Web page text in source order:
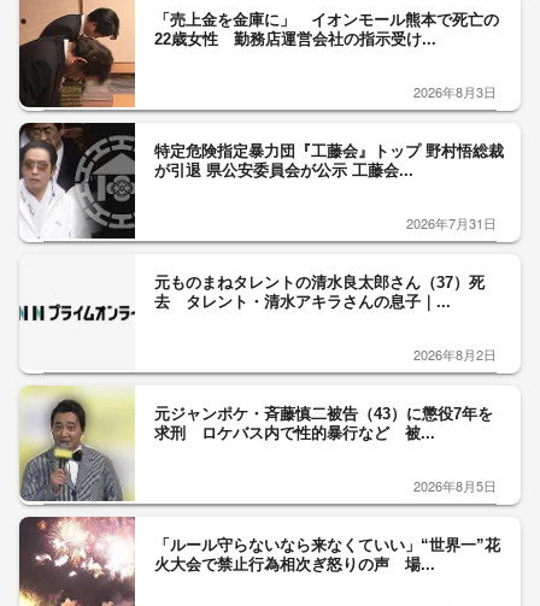
「売上金を金庫に」 イオンモール熊本で死亡の
22歳女性 勤務店運営会社の指示受け...
2026年8月3日
特定危険指定暴力団『工藤会』トップ 野村悟総裁
が引退 県公安委員会が公示 工藤会...
2026年7月31日
元ものまねタレントの清水良太郎さん（37）死
去 タレント・清水アキラさんの息子｜...
2026年8月2日
元ジャンポケ・斉藤慎二被告（43）に懲役7年を
求刑 ロケバス内で性的暴行など 被...
2026年8月5日
「ルール守らないなら来なくていい」“世界一”花
火大会で禁止行為相次ぎ怒りの声 場...